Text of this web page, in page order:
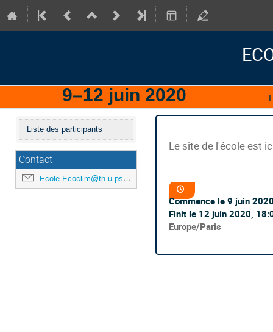
9–12 juin 2020
Menu
de
l'événement
Liste des participants
Contact
Ecole.Ecoclim@th.u-psud.fr
Le site de l'école est
Information
de
la
conférence
Commence le 9 juin
Finit le 12 juin 2020,
Toutes
horaires
Europe/Paris